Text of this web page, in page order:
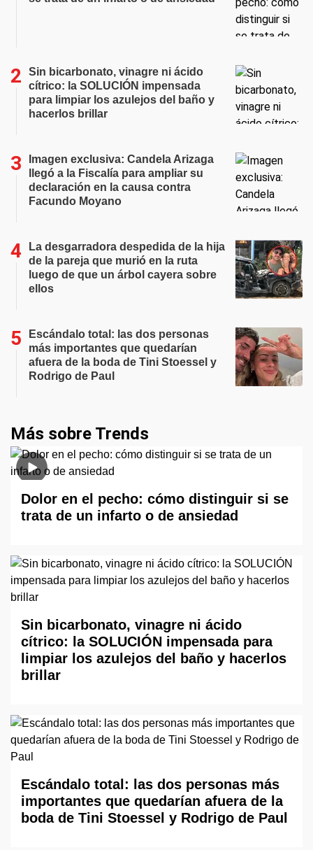
Sin bicarbonato, vinagre ni ácido
cítrico: la SOLUCIÓN impensada
para limpiar los azulejos del baño y
hacerlos brillar
Imagen exclusiva: Candela Arizaga
llegó a la Fiscalía para ampliar su
declaración en la causa contra
Facundo Moyano
La desgarradora despedida de la hija
de la pareja que murió en la ruta
luego de que un árbol cayera sobre
ellos
Escándalo total: las dos personas
más importantes que quedarían
afuera de la boda de Tini Stoessel y
Rodrigo de Paul
Más sobre Trends
Dolor en el pecho: cómo distinguir si se
trata de un infarto o de ansiedad
Sin bicarbonato, vinagre ni ácido
cítrico: la SOLUCIÓN impensada para
limpiar los azulejos del baño y hacerlos
brillar
Escándalo total: las dos personas más
importantes que quedarían afuera de la
boda de Tini Stoessel y Rodrigo de Paul